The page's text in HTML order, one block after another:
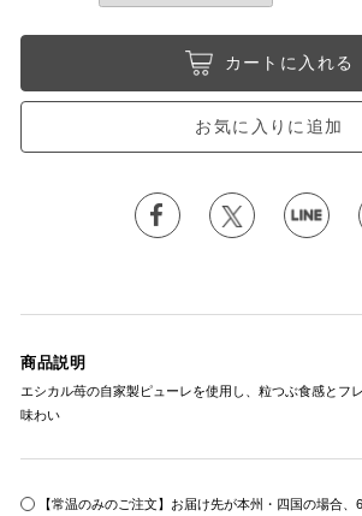
カートに入れる
お気に入りに追加
商品説明
エシカル苺の自家製ピューレを使用し、粒つぶ食感とフ
味わい
【常温のみのご注文】お届け先が本州・四国の場合